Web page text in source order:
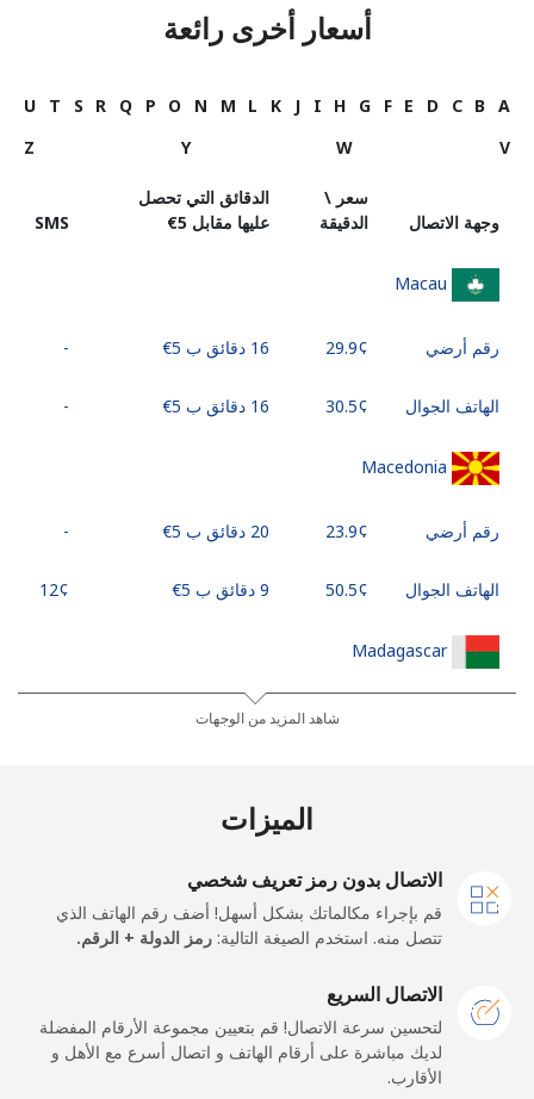
أسعار أخرى رائعة
A
B
C
D
E
F
G
H
I
J
K
L
M
N
O
P
Q
R
S
T
U
V
W
Y
Z
وجهة الاتصال
سعر \
الدقيقة
الدقائق التي تحصل
عليها مقابل ⁦€5⁩
SMS
Macau
رقم أرضي 16 دقائق ب ⁦€5⁩ -
الهاتف الجوال 16 دقائق ب ⁦€5⁩ -
Macedonia
رقم أرضي 20 دقائق ب ⁦€5⁩ -
الهاتف الجوال 9 دقائق ب ⁦€5⁩
Madagascar
6 دقائق ب ⁦€5⁩
رقم أرضي
Malaysia
رقم أرضي
شاهد المزيد من الوجهات
الميزات
الاتصال بدون رمز تعريف شخصي
قم بإجراء مكالماتك بشكل أسهل! أضف رقم الهاتف الذي
تتصل منه. استخدم الصيغة التالية: رمز الدولة + الرقم.
الاتصال السريع
لتحسين سرعة الاتصال! قم بتعيين مجموعة الأرقام المفضلة
لديك مباشرة على أرقام الهاتف و اتصال أسرع مع الأهل و
الأقارب.